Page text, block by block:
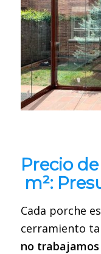
Precio
m²:
Cada porche
cerramiento
no